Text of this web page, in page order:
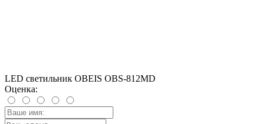
LED светильник OBEIS OBS-812MD
Оценка: